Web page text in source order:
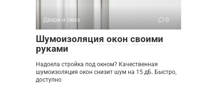
Двери и окна 0
Шумоизоляция окон своими
руками
Надоела стройка под окном? Качественная
шумоизоляция окон снизит шум на 15 дБ. Быстро,
доступно